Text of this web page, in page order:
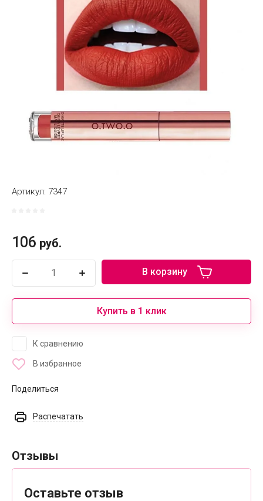
Артикул: 7347
106 руб.
В корзину
Купить в 1 клик
К сравнению
В избранное
Поделиться
Распечатать
Отзывы
Оставьте отзыв